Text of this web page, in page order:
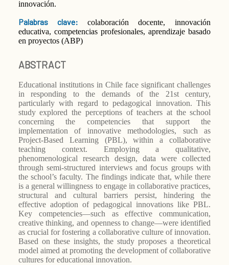
innovación.
Palabras clave: colaboración docente, innovación
educativa, competencias profesionales, aprendizaje basado
en proyectos (ABP)
ABSTRACT
Educational institutions in Chile face significant challenges
in responding to the demands of the 21st century,
particularly with regard to pedagogical innovation. This
study explored the perceptions of teachers at the school
concerning the competencies that support the
implementation of innovative methodologies, such as
Project-Based Learning (PBL), within a collaborative
teaching context. Employing a qualitative,
phenomenological research design, data were collected
through semi-structured interviews and focus groups with
the school’s faculty. The findings indicate that, while there
is a general willingness to engage in collaborative practices,
structural and cultural barriers persist, hindering the
effective adoption of pedagogical innovations like PBL.
Key competencies—such as effective communication,
creative thinking, and openness to change—were identified
as crucial for fostering a collaborative culture of innovation.
Based on these insights, the study proposes a theoretical
model aimed at promoting the development of collaborative
cultures for educational innovation.